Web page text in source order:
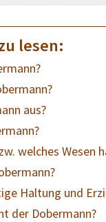
lesen:
aus?
welches Wesen
Haltung und
der Dobermann?